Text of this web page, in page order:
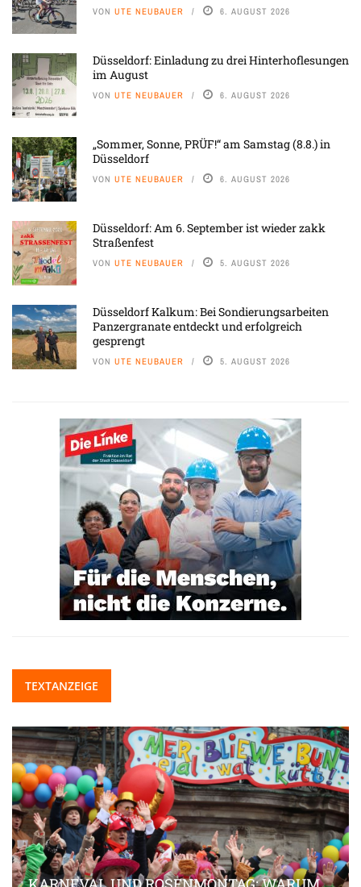
VON UTE NEUBAUER 6. AUGUST 2026
Düsseldorf: Einladung zu drei Hinterhoflesungen
im August
VON UTE NEUBAUER 6. AUGUST 2026
„Sommer, Sonne, PRÜF!“ am Samstag (8.8.) in
Düsseldorf
VON UTE NEUBAUER 6. AUGUST 2026
Düsseldorf: Am 6. September ist wieder zakk
Straßenfest
VON UTE NEUBAUER 5. AUGUST 2026
Düsseldorf Kalkum: Bei Sondierungsarbeiten
Panzergranate entdeckt und erfolgreich
gesprengt
VON UTE NEUBAUER 5. AUGUST 2026
TEXTANZEIGE